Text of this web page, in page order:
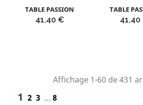
TABLE PASSION
Prix
41,40 €
TABLE
Prix
41,40
Affichage 1-60 de 431
1 2 3 … 8